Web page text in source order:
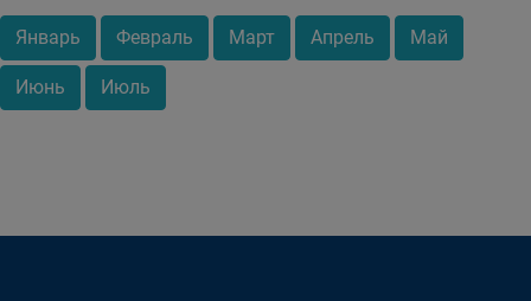
Январь Февраль Март Апрель Май
Июнь Июль